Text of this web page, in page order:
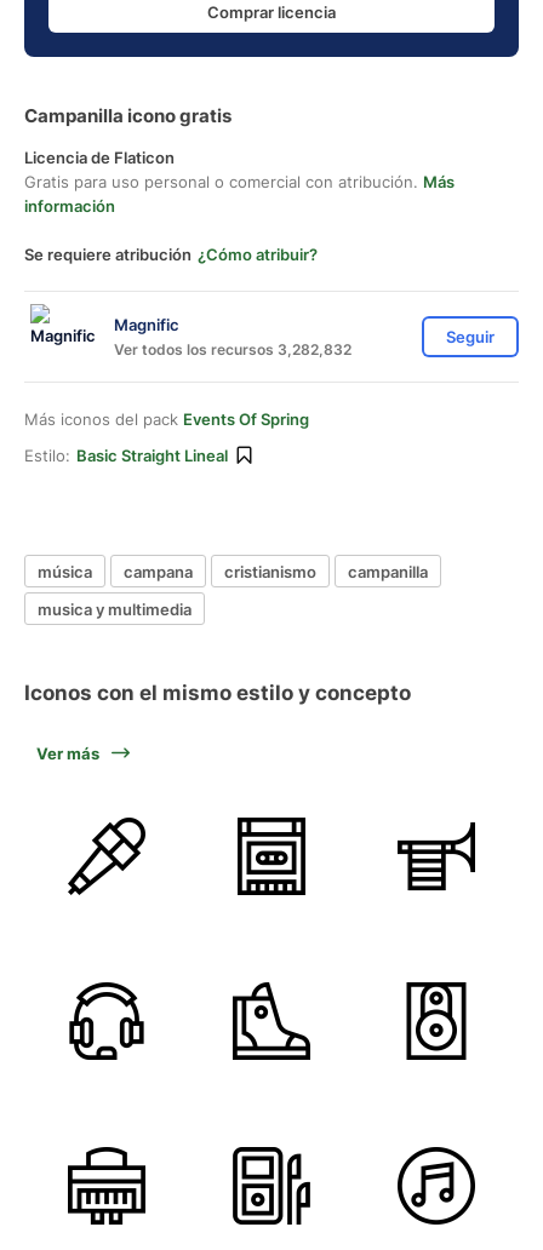
Comprar licencia
Campanilla icono gratis
Licencia de Flaticon
Gratis para uso personal o comercial con atribución. Más
información
Se requiere atribución ¿Cómo atribuir?
Magnific
Ver todos los recursos 3,282,832
Seguir
Más iconos del pack Events Of Spring
Estilo: Basic Straight Lineal
música campana cristianismo
campanilla
musica y multimedia
Iconos con el mismo estilo y concepto
Ver más